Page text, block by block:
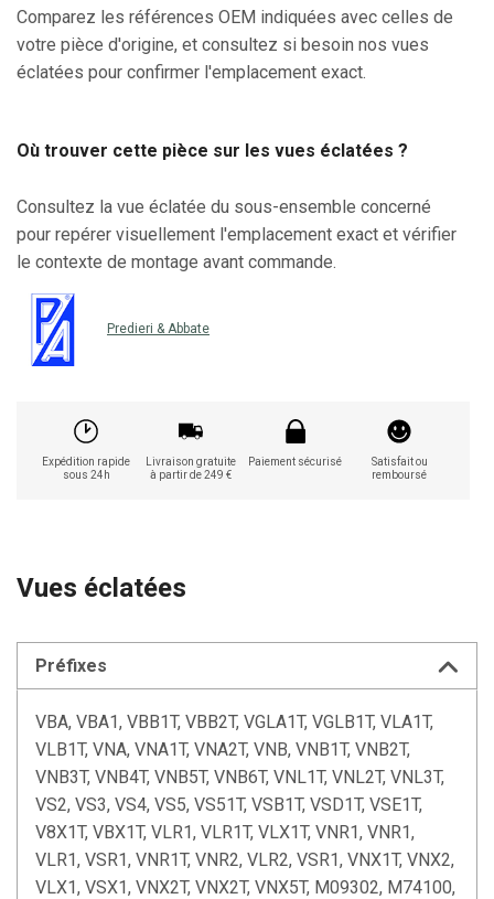
Comparez les références OEM indiquées avec celles de
votre pièce d'origine, et consultez si besoin nos vues
éclatées pour confirmer l'emplacement exact.
Où trouver cette pièce sur les vues éclatées ?
Consultez la vue éclatée du sous-ensemble concerné
pour repérer visuellement l'emplacement exact et vérifier
le contexte de montage avant commande.
Predieri & Abbate
Expédition rapide
sous 24h
Livraison gratuite
à partir de 249 €
Paiement sécurisé
Satisfait ou
remboursé
Vues éclatées
Préfixes
VBA, VBA1, VBB1T, VBB2T, VGLA1T, VGLB1T, VLA1T,
VLB1T, VNA, VNA1T, VNA2T, VNB, VNB1T, VNB2T,
VNB3T, VNB4T, VNB5T, VNB6T, VNL1T, VNL2T, VNL3T,
VS2, VS3, VS4, VS5, VS51T, VSB1T, VSD1T, VSE1T,
V8X1T, VBX1T, VLR1, VLR1T, VLX1T, VNR1, VNR1,
VLR1, VSR1, VNR1T, VNR2, VLR2, VSR1, VNX1T, VNX2,
VLX1, VSX1, VNX2T, VNX2T, VNX5T, M09302, M74100,